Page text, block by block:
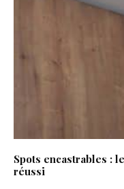
Spots encastrables :
réussi